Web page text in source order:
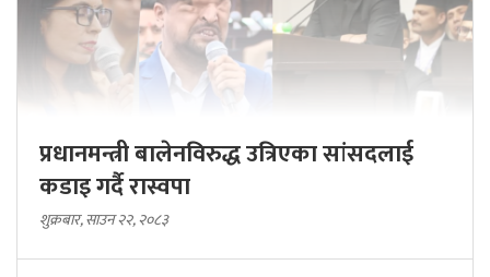
प्रधानमन्त्री बालेनविरुद्ध उत्रिएका सांसदलाई
कडाइ गर्दै रास्वपा
शुक्रबार, साउन २२, २०८३